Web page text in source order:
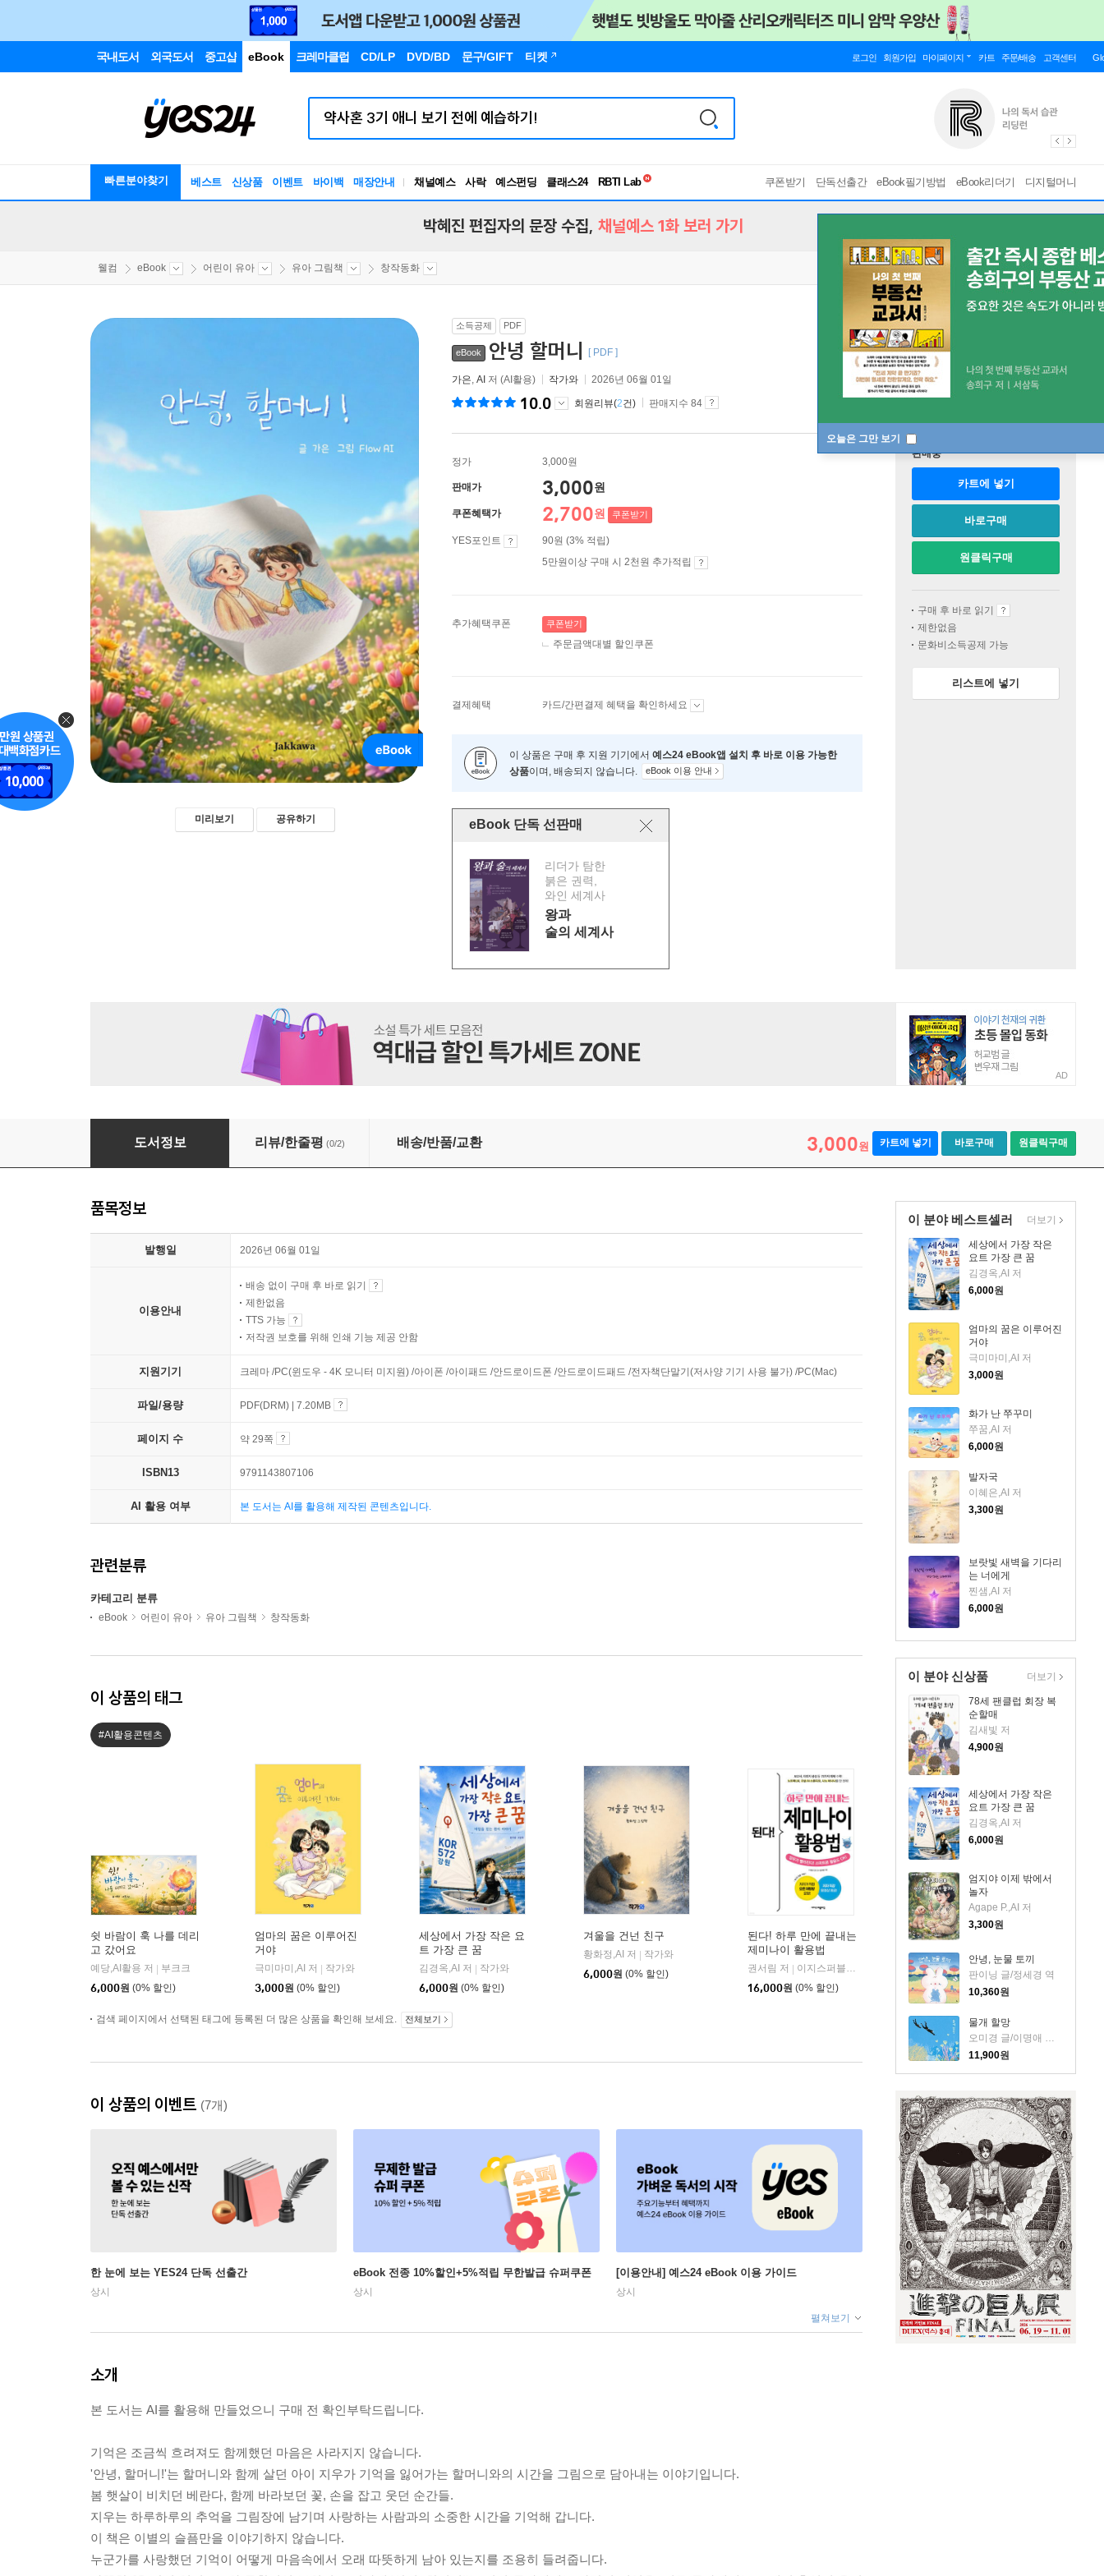
국내도서 외국도서 중고샵 eBook 크레마클럽 CD/LP DVD/BD 문구/GIFT 티켓 로그인 회원가입 마이페이지 카트 주문/배송 고객센터
빠른분야찾기 베스트 신상품 이벤트 바이백 매장안내 채널예스 사락 예스펀딩 클래스24
RBTI Lab
독서유형검사
쿠폰받기 단독선출간 eBook필기방법 eBook리더기 디지털머니
오늘은 그만 보기
박혜진 편집자의 문장 수집, 채널예스 1화 보러 가기
웰컴 eBook 어린이 유아 유아 그림책 창작동화
미리보기 공유하기
소득공제 PDF
eBook 안녕 할머니 [ PDF ]
가은, AI 저 (AI활용) 작가와 2026년 06월 01일
10.0 회원리뷰(2건) 판매지수 84
정가 3,000원
판매가 3,000원
쿠폰혜택가 2,700원 쿠폰받기
YES포인트
90원 (3% 적립)
5만원이상 구매 시 2천원 추가적립
추가혜택쿠폰 쿠폰받기
주문금액대별 할인쿠폰
결제혜택 카드/간편결제 혜택을 확인하세요
이 상품은 구매 후 지원 기기에서 예스24 eBook앱 설치 후 바로 이용 가능한
상품이며, 배송되지 않습니다. eBook 이용 안내
eBook 단독 선판매
리더가 탐한
붉은 권력,
와인 세계사
왕과
술의 세계사
판매중
카트에 넣기
바로구매
원클릭구매
구매 후 바로 읽기
제한없음
문화비소득공제 가능
리스트에 넣기
AD
안녕 할머니
도서정보 리뷰/한줄평 (0/2) 배송/반품/교환 3,000원 카트에 넣기 바로구매 원클릭구매
이 분야 베스트셀러
세상에서 가장 작은
요트 가장 큰 꿈
김경옥,AI 저
6,000원
엄마의 꿈은 이루어진
거야
극미마미,AI 저
3,000원
화가 난 쭈꾸미
쭈꿈,AI 저
6,000원
발자국
이혜은,AI 저
3,300원
보랏빛 새벽을 기다리
는 너에게
찐샘,AI 저
6,000원
더보기
이 분야 신상품
78세 팬클럽 회장 복
순할매
김새빛 저
4,900원
세상에서 가장 작은
요트 가장 큰 꿈
김경옥,AI 저
6,000원
엄지야 이제 밖에서
놀자
Agape P.,AI 저
3,300원
안녕, 눈물 토끼
판이닝 글/정세경 역
10,360원
물개 할망
오미경 글/이명애 그림
11,900원
더보기
품목정보
발행일 2026년 06월 01일
이용안내
배송 없이 구매 후 바로 읽기
제한없음
TTS 가능
저작권 보호를 위해 인쇄 기능 제공 안함
지원기기 크레마 /PC(윈도우 - 4K 모니터 미지원) /아이폰 /아이패드 /안드로이드폰 /안드로이드패드 /전자책단말기(저사양 기기 사용 불가) /PC(Mac)
파일/용량 PDF(DRM) | 7.20MB
페이지 수 약 29쪽
ISBN13 9791143807106
AI 활용 여부 본 도서는 AI를 활용해 제작된 콘텐츠입니다.
관련분류
카테고리 분류
eBook 어린이 유아 유아 그림책 창작동화
이 상품의 태그
#AI활용콘텐츠
쉿 바람이 훅 나를 데리
고 갔어요
예당,AI활용 저
부크크
6,000원 (0% 할인)
엄마의 꿈은 이루어진
거야
극미마미,AI 저
작가와
3,000원 (0% 할인)
세상에서 가장 작은 요
트 가장 큰 꿈
김경옥,AI 저
작가와
6,000원 (0% 할인)
겨울을 건넌 친구
황화정,AI 저
작가와
6,000원 (0% 할인)
된다! 하루 만에 끝내는
제미나이 활용법
권서림 저
이지스퍼블리싱 (주)
16,000원 (0% 할인)
검색 페이지에서 선택된 태그에 등록된 더 많은 상품을 확인해 보세요. 전체보기
이 상품의 이벤트 (7개)
한 눈에 보는 YES24 단독 선출간
상시
eBook 전종 10%할인+5%적립 무한발급 슈퍼쿠폰
상시
[이용안내] 예스24 eBook 이용 가이드
상시
펼쳐보기
소개
본 도서는 AI를 활용해 만들었으니 구매 전 확인부탁드립니다.
기억은 조금씩 흐려져도 함께했던 마음은 사라지지 않습니다.
'안녕, 할머니!'는 할머니와 함께 살던 아이 지우가 기억을 잃어가는 할머니와의 시간을 그림으로 담아내는 이야기입니다.
봄 햇살이 비치던 베란다, 함께 바라보던 꽃, 손을 잡고 웃던 순간들.
지우는 하루하루의 추억을 그림장에 남기며 사랑하는 사람과의 소중한 시간을 기억해 갑니다.
이 책은 이별의 슬픔만을 이야기하지 않습니다.
누군가를 사랑했던 기억이 어떻게 마음속에서 오래 따뜻하게 남아 있는지를 조용히 들려줍니다.